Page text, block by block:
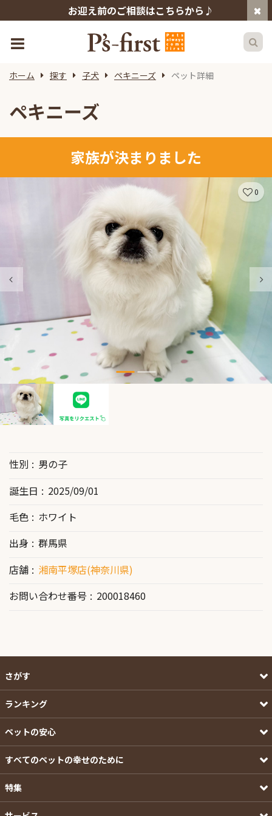
お迎え前のご相談はこちらから♪
ホーム 探す 子犬 ペキニーズ ペット詳細
ペキニーズ
家族が決まりました
0
性別
男の子
誕生日
2025/09/01
毛色
ホワイト
出身
群馬県
店舗
湘南平塚店(神奈川県)
お問い合わせ番号
200018460
さがす
ランキング
ペットの安心
すべてのペットの幸せのために
特集